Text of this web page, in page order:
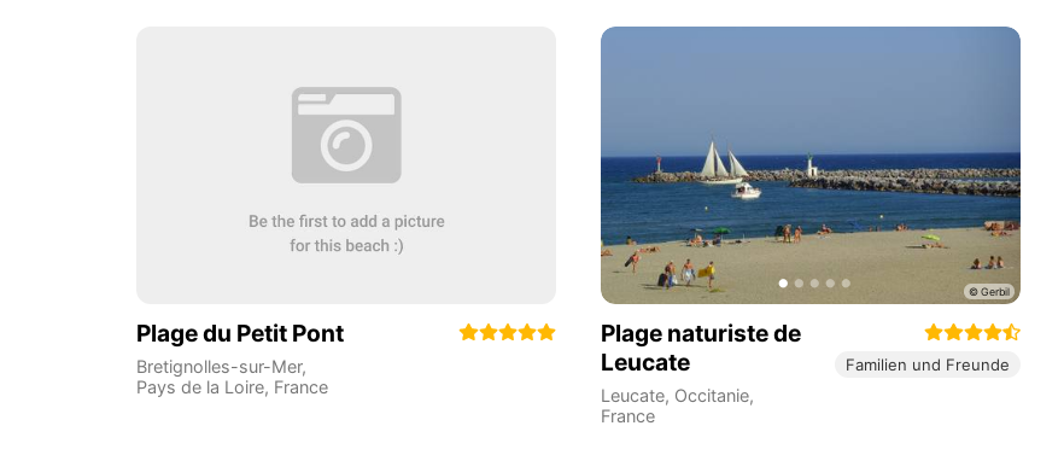
Plage du Petit Pont
Bretignolles-sur-Mer,
Pays de la Loire, France
Plage naturiste de
Leucate
Leucate, Occitanie,
France
Familien und Freunde